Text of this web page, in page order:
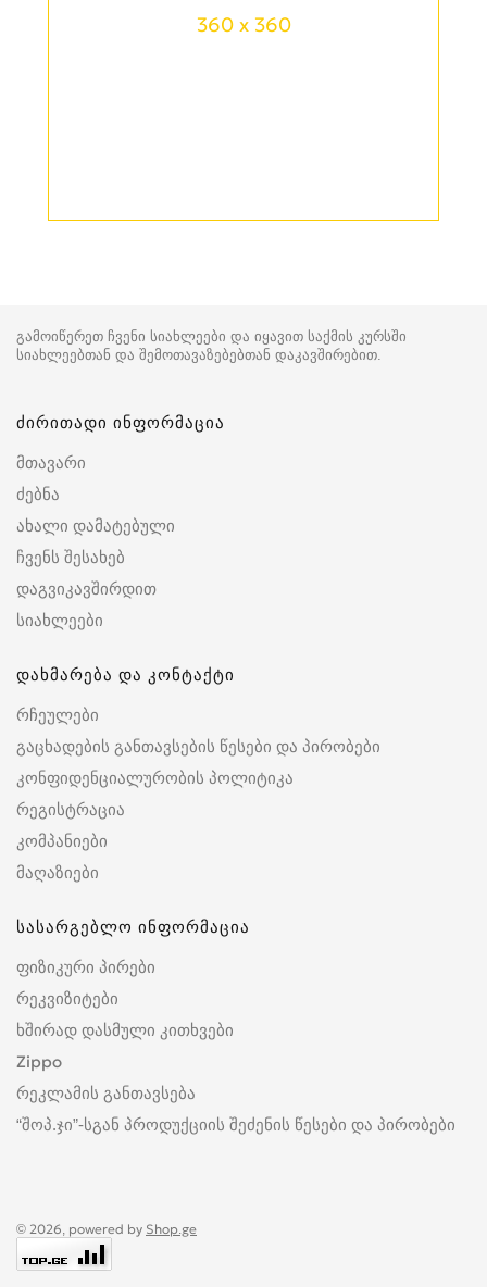
360 x 360
გამოიწერეთ ჩვენი სიახლეები და იყავით საქმის კურსში
სიახლეებთან და შემოთავაზებებთან დაკავშირებით.
ძირითადი ინფორმაცია
მთავარი
ძებნა
ახალი დამატებული
ჩვენს შესახებ
დაგვიკავშირდით
სიახლეები
დახმარება და კონტაქტი
რჩეულები
გაცხადების განთავსების წესები და პირობები
კონფიდენციალურობის პოლიტიკა
რეგისტრაცია
კომპანიები
მაღაზიები
სასარგებლო ინფორმაცია
ფიზიკური პირები
რეკვიზიტები
ხშირად დასმული კითხვები
Zippo
რეკლამის განთავსება
“შოპ.ჯი”-სგან პროდუქციის შეძენის წესები და პირობები
© 2026, powered by Shop.ge